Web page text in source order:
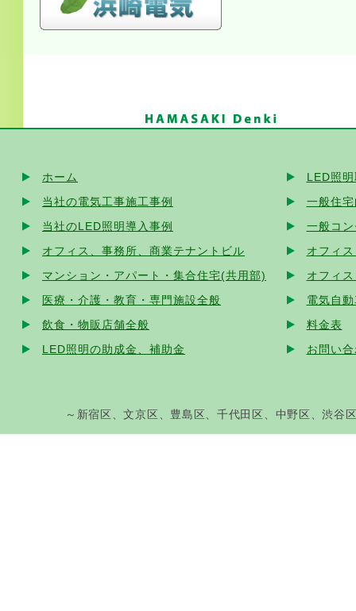
ホーム
当社の電気工事施工事例
当社のLED照明導入事例
オフィス、事務所、商業テナントビル
マンション・アパート・集合住宅(共用部)
医療・介護・教育・専門施設全般
飲食・物販店舗全般
LED照明の助成金、補助金
LED照
一般住
一般コ
オフィ
オフィ
電気自
料金表
お問い
～新宿区、文京区、豊島区、千代田区、中野区、渋